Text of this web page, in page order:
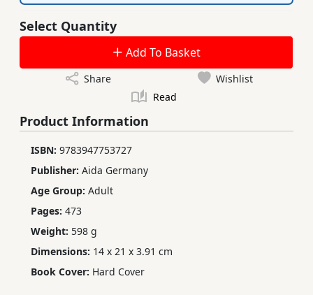
Select Quantity
Add To Basket
Share
Wishlist
Read
Product Information
ISBN: 9783947753727
Publisher: Aida Germany
Age Group: Adult
Pages: 473
Weight: 598 g
Dimensions: 14 x 21 x 3.91 cm
Book Cover: Hard Cover